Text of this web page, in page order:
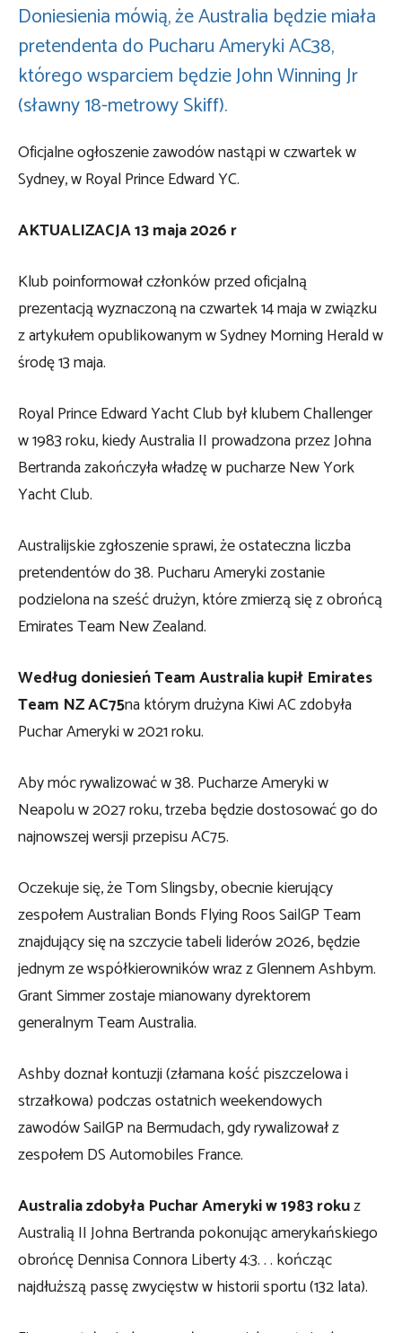
Doniesienia mówią, że Australia będzie miała
pretendenta do Pucharu Ameryki AC38,
którego wsparciem będzie John Winning Jr
(sławny 18-metrowy Skiff).
Oficjalne ogłoszenie zawodów nastąpi w czwartek w
Sydney, w Royal Prince Edward YC.
AKTUALIZACJA 13 maja 2026 r
Klub poinformował członków przed oficjalną
prezentacją wyznaczoną na czwartek 14 maja w związku
z artykułem opublikowanym w Sydney Morning Herald w
środę 13 maja.
Royal Prince Edward Yacht Club był klubem Challenger
w 1983 roku, kiedy Australia II prowadzona przez Johna
Bertranda zakończyła władzę w pucharze New York
Yacht Club.
Australijskie zgłoszenie sprawi, że ostateczna liczba
pretendentów do 38. Pucharu Ameryki zostanie
podzielona na sześć drużyn, które zmierzą się z obrońcą
Emirates Team New Zealand.
Według doniesień Team Australia kupił Emirates
Team NZ AC75na którym drużyna Kiwi AC zdobyła
Puchar Ameryki w 2021 roku.
Aby móc rywalizować w 38. Pucharze Ameryki w
Neapolu w 2027 roku, trzeba będzie dostosować go do
najnowszej wersji przepisu AC75.
Oczekuje się, że Tom Slingsby, obecnie kierujący
zespołem Australian Bonds Flying Roos SailGP Team
znajdujący się na szczycie tabeli liderów 2026, będzie
jednym ze współkierowników wraz z Glennem Ashbym.
Grant Simmer zostaje mianowany dyrektorem
generalnym Team Australia.
Ashby doznał kontuzji (złamana kość piszczelowa i
strzałkowa) podczas ostatnich weekendowych
zawodów SailGP na Bermudach, gdy rywalizował z
zespołem DS Automobiles France.
Australia zdobyła Puchar Ameryki w 1983 rokuz
Australią II Johna Bertranda pokonując amerykańskiego
obrońcę Dennisa Connora Liberty 4:3. . . kończąc
najdłuższą passę zwycięstw w historii sportu (132 lata).